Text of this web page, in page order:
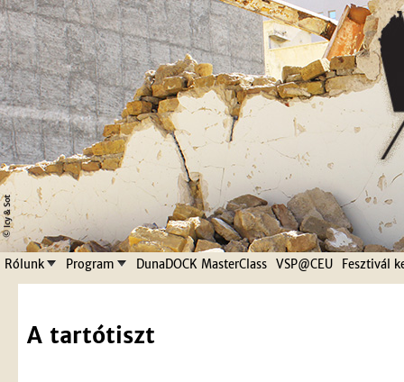
Jump to navigation
A tartótiszt
Rólunk Program DunaDOCK MasterClass VSP@CEU Fesztivál